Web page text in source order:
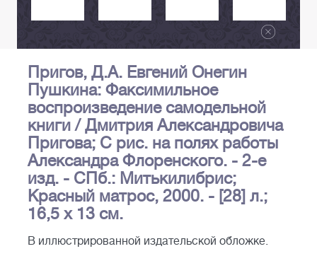
Пригов, Д.А. Евгений Онегин
Пушкина: Факсимильное
воспроизведение самодельной
книги / Дмитрия Александровича
Пригова; С рис. на полях работы
Александра Флоренского. - 2-е
изд. - СПб.: Митькилибрис;
Красный матрос, 2000. - [28] л.;
16,5 х 13 см.
В иллюстрированной издательской обложке.